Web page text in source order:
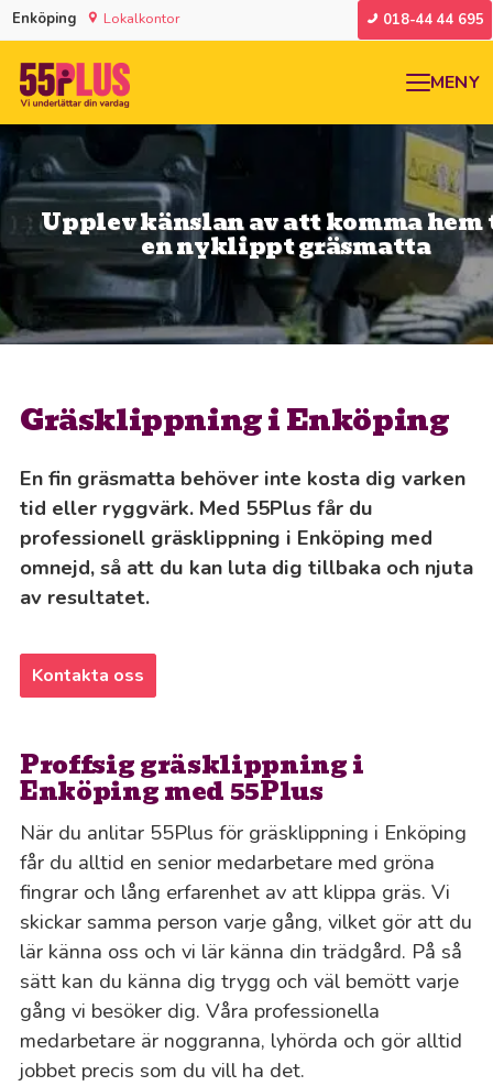
Enköping Lokalkontor 018-44 44 695
MENY
Upplev känslan av att komma
en nyklippt gräsmatta
Gräsklippning i Enköping
En fin gräsmatta behöver inte kosta dig varken
tid eller ryggvärk. Med 55Plus får du
professionell gräsklippning i Enköping med
omnejd, så att du kan luta dig tillbaka och njuta
av resultatet.
Kontakta oss
Proffsig gräsklippning i
Enköping med 55Plus
När du anlitar 55Plus för gräsklippning i Enköping
får du alltid en senior medarbetare med gröna
fingrar och lång erfarenhet av att klippa gräs. Vi
skickar samma person varje gång, vilket gör att du
lär känna oss och vi lär känna din trädgård. På så
sätt kan du känna dig trygg och väl bemött varje
gång vi besöker dig. Våra professionella
medarbetare är noggranna, lyhörda och gör alltid
jobbet precis som du vill ha det.